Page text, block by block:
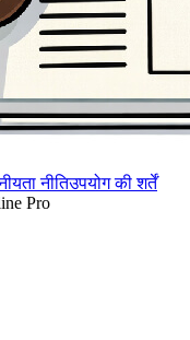
नीतिउपयोग की शर्तें
Pro